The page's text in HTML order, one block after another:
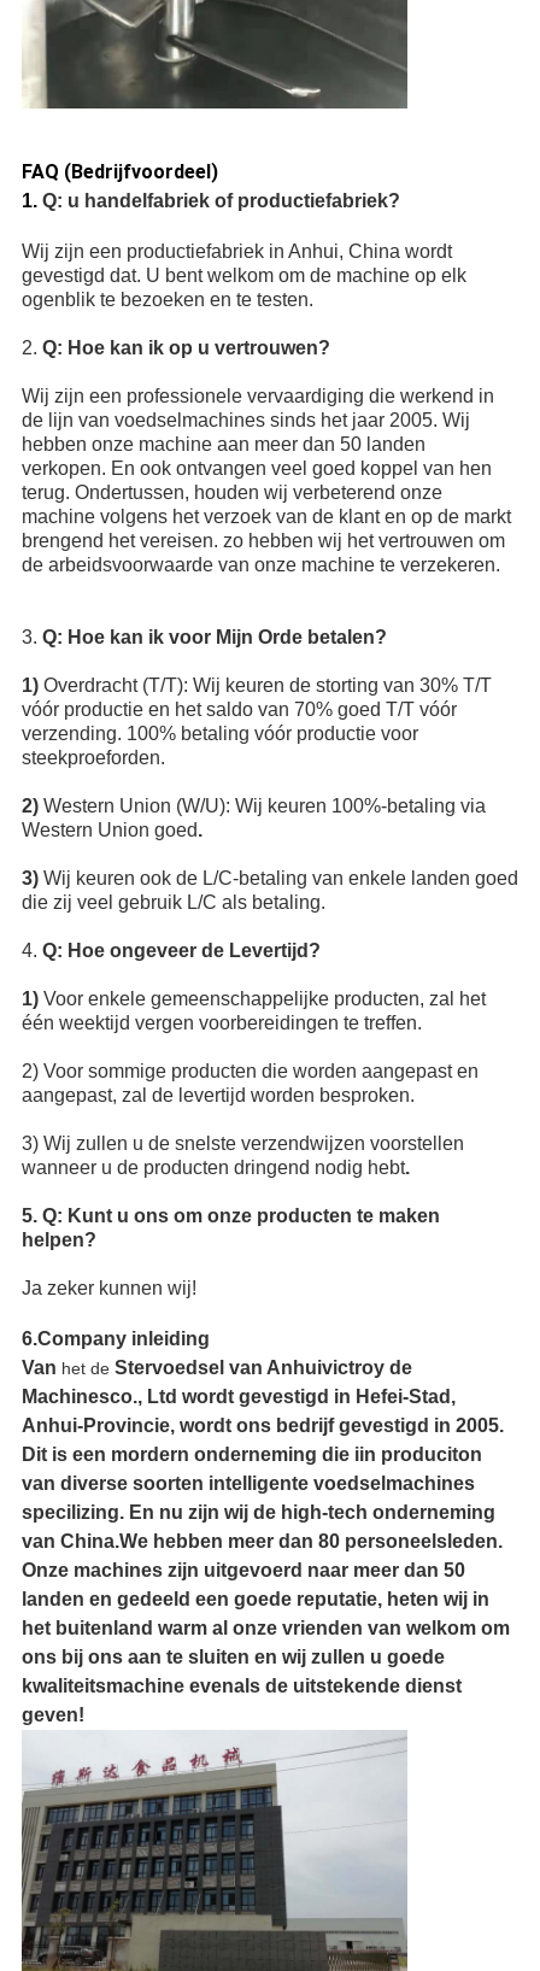
FAQ (Bedrijfvoordeel)
1. Q: u handelfabriek of productiefabriek?
Wij zijn een productiefabriek in Anhui, China wordt
gevestigd dat. U bent welkom om de machine op elk
ogenblik te bezoeken en te testen.
2. Q: Hoe kan ik op u vertrouwen?
Wij zijn een professionele vervaardiging die werkend in
de lijn van voedselmachines sinds het jaar 2005. Wij
hebben onze machine aan meer dan 50 landen
verkopen. En ook ontvangen veel goed koppel van hen
terug. Ondertussen, houden wij verbeterend onze
machine volgens het verzoek van de klant en op de markt
brengend het vereisen. zo hebben wij het vertrouwen om
de arbeidsvoorwaarde van onze machine te verzekeren.
3. Q: Hoe kan ik voor Mijn Orde betalen?
1) Overdracht (T/T): Wij keuren de storting van 30% T/T
vóór productie en het saldo van 70% goed T/T vóór
verzending. 100% betaling vóór productie voor
steekproeforden.
2) Western Union (W/U): Wij keuren 100%-betaling via
Western Union goed.
3) Wij keuren ook de L/C-betaling van enkele landen goed
die zij veel gebruik L/C als betaling.
4. Q: Hoe ongeveer de Levertijd?
1) Voor enkele gemeenschappelijke producten, zal het
één weektijd vergen voorbereidingen te treffen.
2) Voor sommige producten die worden aangepast en
aangepast, zal de levertijd worden besproken.
3) Wij zullen u de snelste verzendwijzen voorstellen
wanneer u de producten dringend nodig hebt.
5. Q: Kunt u ons om onze producten te maken
helpen?
Ja zeker kunnen wij!
6.Company inleiding
Van het de Stervoedsel van Anhuivictroy de
Machinesco., Ltd wordt gevestigd in Hefei-Stad,
Anhui-Provincie, wordt ons bedrijf gevestigd in 2005.
Dit is een mordern onderneming die iin produciton
van diverse soorten intelligente voedselmachines
specilizing. En nu zijn wij de high-tech onderneming
van China.We hebben meer dan 80 personeelsleden.
Onze machines zijn uitgevoerd naar meer dan 50
landen en gedeeld een goede reputatie, heten wij in
het buitenland warm al onze vrienden van welkom om
ons bij ons aan te sluiten en wij zullen u goede
kwaliteitsmachine evenals de uitstekende dienst
geven!